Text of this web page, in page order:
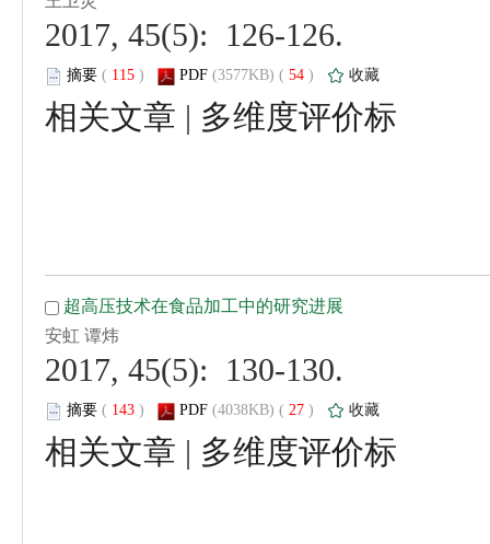
2017, 45(5): 126-126.
( ) 54 )
|
2017, 45(5): 130-130.
( ) 27 )
|